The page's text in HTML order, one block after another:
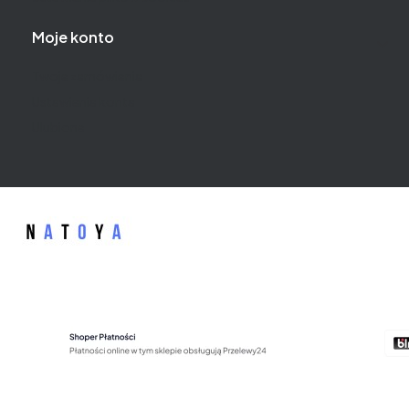
Moje konto